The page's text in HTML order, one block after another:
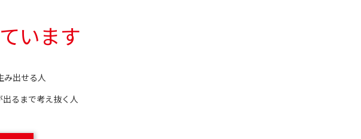
います
み出せる人
出るまで考え抜く人